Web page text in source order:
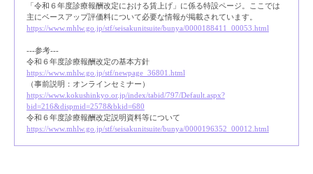
「令和６年度診療報酬改定における賃上げ」に係る特設ページ。ここでは
主にベースアップ評価料について必要な情報が掲載されています。
https://www.mhlw.go.jp/stf/seisakunitsuite/bunya/0000188411_00053.html
---参考---
令和６年度診療報酬改定の基本方針
https://www.mhlw.go.jp/stf/newpage_36801.html
（事前説明：オンラインセミナー）
https://www.kokushinkyo.or.jp/index/tabid/797/Default.aspx?
bid=216&dispmid=2578&bkid=680
令和６年度診療報酬改定説明資料等について
https://www.mhlw.go.jp/stf/seisakunitsuite/bunya/0000196352_00012.html